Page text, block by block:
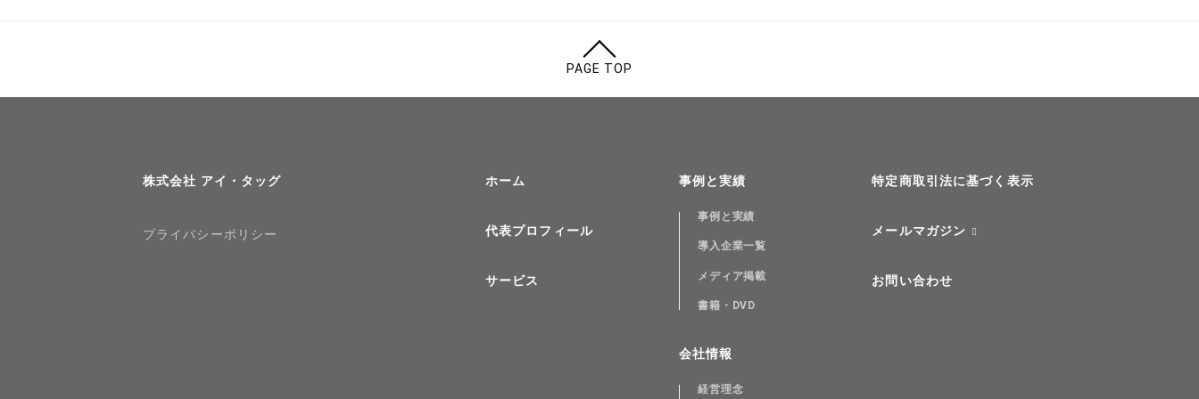
PAGE TOP
株式会社 アイ・タッグ
プライバシーポリシー
ホーム
代表プロフィール
サービス
事例と実績
事例と実績
導入企業一覧
メディア掲載
書籍・DVD
会社情報
経営理念
特定商取引法に基づく表示
メールマガジン
お問い合わせ